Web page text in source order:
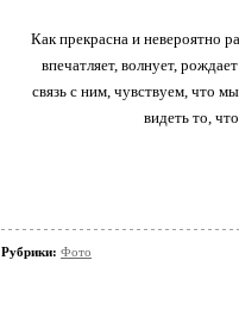
Как прекрасна и невероятно
впечатляет, волнует,
связь с ним, чувствуем, что
видеть то,
Рубрики: Фото